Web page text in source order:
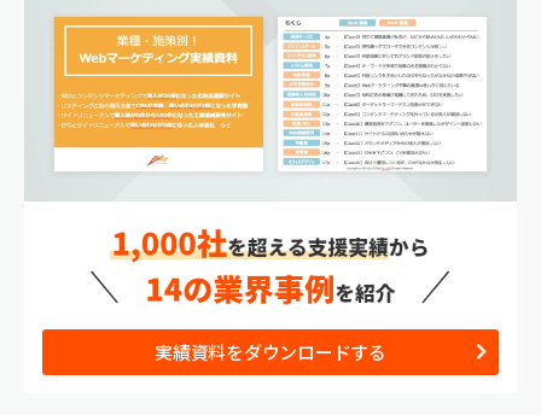
実績資料をダウンロードする